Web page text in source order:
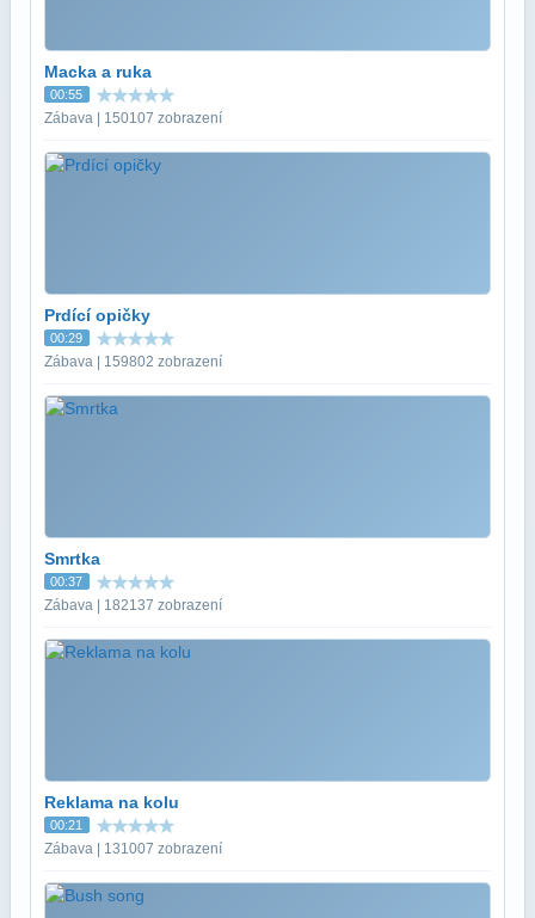
Macka a ruka
00:55
Zábava | 150107 zobrazení
Prdící opičky
00:29
Zábava | 159802 zobrazení
Smrtka
00:37
Zábava | 182137 zobrazení
Reklama na kolu
00:21
Zábava | 131007 zobrazení